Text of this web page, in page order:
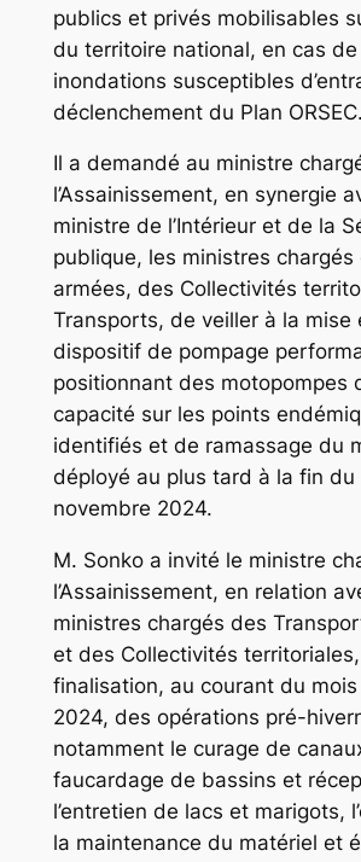
publics et privés mobilisables
du territoire national, en cas
inondations susceptibles
déclenchement du Plan ORSEC.
Il a demandé au ministre
l’Assainissement, en synergie
ministre de l’Intérieur et de la
publique, les ministres chargés
armées, des Collectivités
Transports, de veiller à la mise
dispositif de pompage
positionnant des motopompes
capacité sur les points
identifiés et de ramassage du
déployé au plus tard à la fin du
novembre 2024.
M. Sonko a invité le ministre
l’Assainissement, en relation
ministres chargés des
et des Collectivités
finalisation, au courant du
2024, des opérations pré-
notamment le curage de
faucardage de bassins et
l’entretien de lacs et marigots,
la maintenance du matériel et